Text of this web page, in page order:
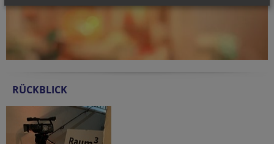
RÜCKBLICK